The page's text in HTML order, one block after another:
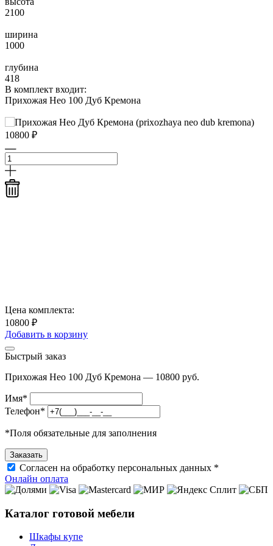
2100
ширина
1000
глубина
418
В комплект входит:
Прихожая Нео 100 Дуб Кремона
10800 ₽
Цена комплекта:
10800 ₽
Добавить в корзину
Быстрый заказ
Прихожая Нео 100 Дуб Кремона — 10800 руб.
Имя*
Телефон*
*Поля обязательные для заполнения
Согласен на обработку персональных данных *
Онлайн оплата
Каталог готовой мебели
Шкафы купе